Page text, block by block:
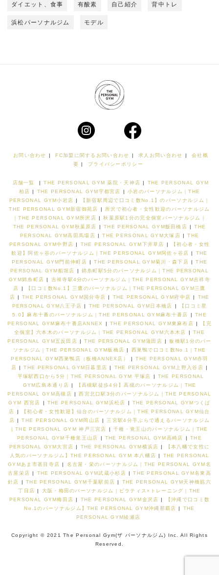
ダイエット、食事 有酸素 自己紹介 背中トレ
浜松パーソナルジム モデル
お問い合わせ FC加盟に関するお問い合わせ 求人お問い合わせ
会社概
要
プライバシーポリシー
店舗一覧 | THE PERSONAL GYM 薬院・天神店 |
THE PERSONAL GYM
柏店 | THE PERSONAL GYM宇都宮店 |
小岩のパーソナルジム｜THE
PERSONAL GYM小岩店 |
【新宿駅周辺で口コミ数No.1】のパーソナルジム｜
THE PERSONAL GYM新宿御苑店
|
所沢で初心者・女性歓迎のパーソナルジム
｜THE PERSONAL GYM所沢店 |
秋葉原駅1分の完全個室パーソナルジム｜
THE PERSONAL GYM秋葉原店
| THE PERSONAL GYM飯田橋店 |
THE
PERSONAL GYM高田馬場店 | THE PERSONAL GYM大塚店 |
THE
PERSONAL GYM中野店 | THE PERSONAL GYM下井草店 |
【初心者・女性
歓迎】阿佐ヶ谷のパーソナルジム｜THE PERSONAL GYM阿佐ヶ谷店 |
THE
PERSONAL GYM門前仲町店 | THE PERSONAL GYM菊川・森下店 |
THE
PERSONAL GYM船堀店
|
錦糸町駅5分のパーソナルジム｜THE PERSONAL
GYM錦糸町店 |
吉祥寺駅4分のパーソナルジム｜THE PERSONAL GYM吉祥寺
店
|
【口コミ数No.1】三鷹のパーソナルジム｜THE PERSONAL GYM三鷹
店 | THE PERSONAL GYM国分寺店 | THE PERSONAL GYM府中店 |
THE
PERSONAL GYM八王子店 | THE PERSONAL GYM日本橋店 |
【口コミ星
5.0】麻布十番のパーソナルジム｜THE PERSONAL GYM麻布十番店
|
THE
PERSONAL GYM麻布十番店ANNEX
| THE PERSONAL GYM東麻布店 |
【完
全個室】六本木のパーソナルジム｜THE PERSONAL GYM六本木店
|
THE
PERSONAL GYM五反田店 | THE PERSONAL GYM蒲田店 |
板橋駅1分のパー
ソナルジム｜THE PERSONAL GYM板橋店 |
西巣鴨で口コミ数No.1｜THE
PERSONAL GYM西巣鴨店（板橋ANNEX店）
|
THE PERSONAL GYM赤羽
店 | THE PERSONAL GYM日暮里店 | THE PERSONAL GYM上野入谷店 |
平塚駅西口から5分｜THE PERSONAL GYM 平塚店
|
THE PERSONAL
GYM広島本通り店 |
【高槻駅徒歩4分】高槻のパーソナルジム｜THE
PERSONAL GYM高槻店 |
西宮北口駅3分のパーソナルジム｜THE PERSONAL
GYM 西宮店
| THE PERSONAL GYM浜松店 |
THE PERSONAL GYMつくば
店
|
【初心者・女性歓迎】仙台のパーソナルジム｜THE PERSONAL GYM仙台
店 | THE PERSONAL GYM岡山店 |
三宮駅4分手ぶらで通えるパーソナルジム
| THE PERSONAL GYM 神戸三宮店
|
千種・覚王山のパーソナルジム｜THE
PERSONAL GYM千種覚王山店
| THE PERSONAL GYM高崎店 |
THE
PERSONAL GYM大宮店 | THE PERSONAL GYM横浜店 |
【本八幡で女性に
人気のパーソナルジム】THE PERSONAL GYM 本八幡店 |
THE PERSONAL
GYMあま市甚目寺店 |
名古屋・栄のパーソナルジム｜THE PERSONAL GYM名
古屋栄店 | THE PERSONAL GYM武蔵小杉店 |
THE PERSONAL GYM名東高
針店
| THE PERSONAL GYM千葉駅前店 |
THE PERSONAL GYM天神橋筋六
丁目店 |
大阪・梅田のパーソナルジム｜ピラティス×トレーニング｜THE
PERSONAL GYM梅田店 | THE PERSONAL GYM金沢店 |
【沖縄で口コミ数
No.1のパーソナルジム】THE PERSONAL GYM沖縄那覇店 |
THE
PERSONAL GYM綾瀬店
Copyright © 2021 The Personal Gym(ザ パーソナルジム) Inc. All Rights
Reserved.